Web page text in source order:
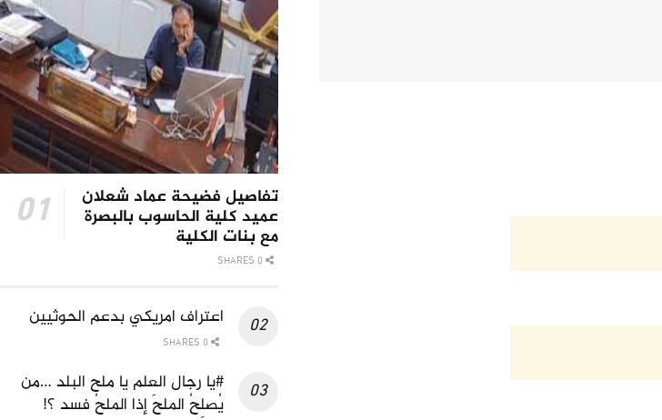
تفاصيل فضيحة عماد شعلان
عميد كلية الحاسوب بالبصرة
مع بنات الكلية
اعتراف امريكي بدعم الحوثيين
#يا رجال العلم يا ملح البلد …من
يُصلِحُ الملحَ إذا الملحُ فسد ؟!